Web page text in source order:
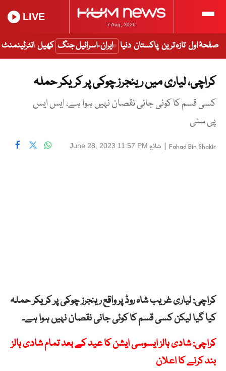
7 Aug, 2026
LIVE
صفحۂ اول تازہ ترین پاکستان دنیا ایران-اسرائیل جنگ کھیل انٹرٹینمنٹ
کراچی، لیاری میں رینجرز چوکی پر کریکر حملہ
کسی قسم کا کوئی جانی نقصان نہیں ہوا ہے، ایس ایس
پی سٹی
Fahad Bin Shakir
| شائع June 28, 2023 11:57 PM
کراچی: لیاری غریب شاہ روڈ پر واقع رینجرز چوکی پر کریکر حملہ
کیا گیا لیکن کسی قسم کا کوئی جانی نقصان نہیں ہوا ہے۔
کراچی: شادی ہالز ایسوسی ایشن کا عید کے بعد تمام شادی ہالز
بند کرنے کا اعلان